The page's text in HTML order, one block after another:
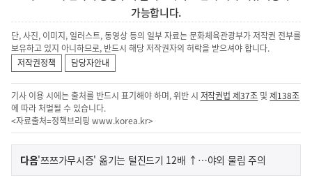
가능합니다.
단, 사진, 이미지, 일러스트, 동영상 등의 일부 자료는 문화체육관광부가 저작권 전부를
보유하고 있지 아니하므로, 반드시 해당 저작권자의 허락을 받으셔야 합니다.
저작권정책
담당자안내
기사 이용 시에는 출처를 반드시 표기해야 하며, 위반 시 저작권법 제37조 및제138조
에 따라 처벌될 수 있습니다.
<자료출처=정책브리핑 www.korea.kr>
이다음기
사
'쯔쯔가무시증' 옮기는 털진드기 12배 ↑…야외 물림 주의